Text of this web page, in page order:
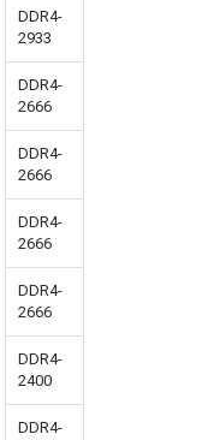
DDR4-
2933
DDR4-
2666
DDR4-
2666
DDR4-
2666
DDR4-
2666
DDR4-
2400
DDR4-